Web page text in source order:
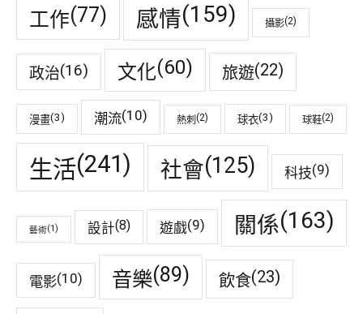
工作(77) 感情(159) 攝影(2)
政治(16) 文化(60) 旅遊(22)
漫畫(3) 潮流(10) 熱刺 (2) 球衣(3) 球鞋(2)
生活(241) 社會(125) 科技(9)
藝術(1) 設計(8) 遊戲(9) 關係(163)
電影(10) 音樂(89) 飲食(23)